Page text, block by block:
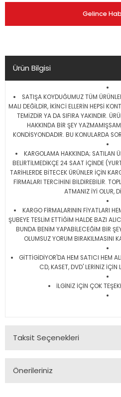
Gelince
Ürün Bilgisi
SATIŞA KOYDUĞUMUZ TÜM
MALI DEĞİLDİR, İKİNCİ ELLERİN HEPSİ
TEMİZDİR YA DA SIFIRA YAKINDIR.
HAKKINDA BİR ŞEY
KONDİSYONDADIR. BU KONULARDA
KARGOLAMA HAKKINDA; SATILAN
BELİRTİLMEDİKÇE 24 SAAT İÇİNDE
TARİHLERDE BİTECEK ÜRÜNLER İÇİN
FİRMALARI TERCİHİNİ BİLDİREBİLİR.
ATMANIZ İYİ OLUR,
KARGO FİRMALARININ FİYATLARI
ŞUBEYE TESLİM ETTİĞİM HALDE BAZI
BUNDA BENİM YAPABİLECEĞİM BİR
OLUMSUZ YORUM BIRAKILMASINI
GİTTİGİDİYOR'DA HEM SATICI HEM
CD, KASET, DVD' LERİNİZ İÇİN
İLGİNİZ İÇİN ÇOK
Taksit Seçenekleri
Önerileriniz